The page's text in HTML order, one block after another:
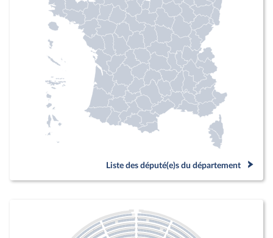
Liste des député(e)s du département